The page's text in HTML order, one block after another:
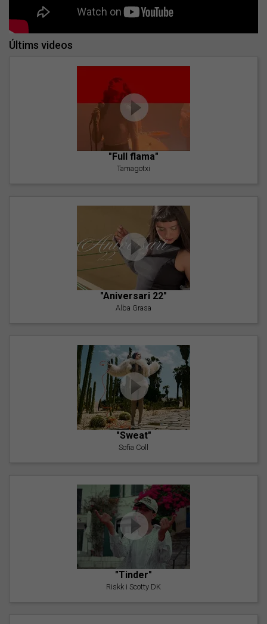
Últims videos
"Full flama"
Tamagotxi
"Aniversari 22"
Alba Grasa
"Sweat"
Sofia Coll
"Tinder"
Riskk i Scotty DK